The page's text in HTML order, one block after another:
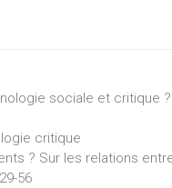
sociale et critique
critique
? Sur les relations
56